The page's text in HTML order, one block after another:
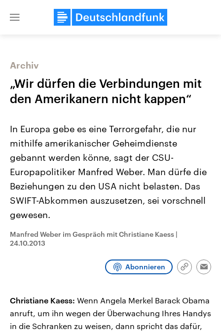
Close
Landtagswahl Sachsen-Anhalt
Alle Informationen
Sachsen-Anhalt wählt am 6.
September 2026 einen neuen
Bundesland von einer Koalition aus
Umfragen, Prognosen,
Wahlprogramme, aktuelle Berichte
und Kandidaten der anstehenden
USA
Hintergründe
Wirtschaftlich und
gehören die Vereinigten
Archiv
„Wir dürfen die Verbindungen mit
den Amerikanern nicht kappen“
In Europa gebe es eine Terrorgefahr, die nur
mithilfe amerikanischer Geheimdienste
gebannt werden könne, sagt der CSU-
Europapolitiker Manfred Weber. Man dürfe die
Beziehungen zu den USA nicht belasten. Das
SWIFT-Abkommen auszusetzen, sei vorschnell
gewesen.
Manfred Weber im Gespräch mit Christiane Kaess |
24.10.2013
Abonnieren
Link
Christiane Kaess: Wenn Angela Merkel Barack Obama
anruft, um ihn wegen der Überwachung Ihres Handys
in die Schranken zu weisen, dann spricht das dafür,